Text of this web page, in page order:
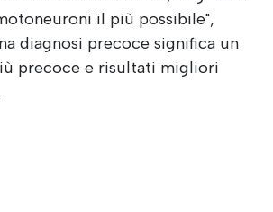
il più possibile",
diagnosi precoce significa un
precoce e risultati migliori